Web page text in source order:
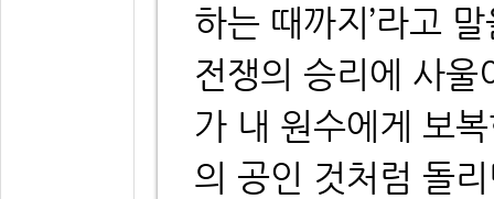
하는 때까지’라고
전쟁의 승리에 사울
가 내 원수에게 보
의 공인 것처럼 돌